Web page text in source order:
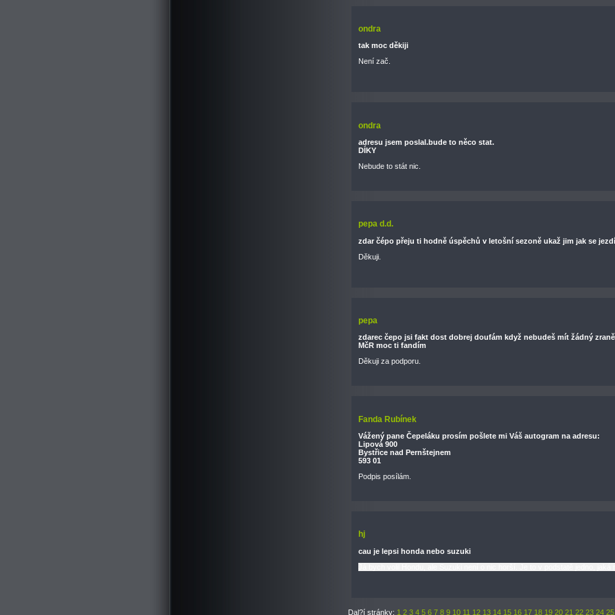
ondra
tak moc děkiji
Není zač.
ondra
adresu jsem poslal.bude to něco stat.
DÍKY
Nebude to stát nic.
pepa d.d.
zdar čépo přeju ti hodně úspěchů v letošní sezoně ukaž jim jak se
Děkuji.
pepa
zdarec čepo jsi fakt dost dobrej doufám když nebudeš mít žádný
MčR moc ti fandím
Děkuji za podporu.
Fanda Rubínek
Vážený pane Čepeláku prosím pošlete mi Váš autogram na adresu:
Lipová 900
Bystřice nad Pernštejnem
593 01
Podpis posílám.
hj
cau je lepsi honda nebo suzuki
Dal?í stránky: 1 2 3 4 5 6 7 8 9 10 11 12 13 14 15 16 17 18 19 20 21 22 23 24 25